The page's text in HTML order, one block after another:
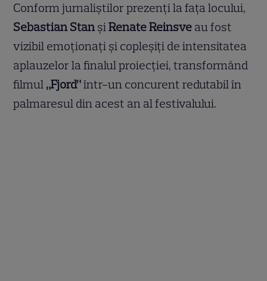
Conform jurnaliștilor prezenți la fața locului,
Sebastian Stan șiRenate Reinsve au fost
vizibil emoționați și copleșiți de intensitatea
aplauzelor la finalul proiecției, transformând
filmul „Fjord”într-un concurent redutabil în
palmaresul din acest an al festivalului.